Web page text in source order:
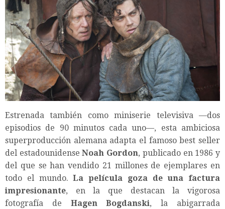
Estrenada también como miniserie televisiva —dos
episodios de 90 minutos cada uno—, esta ambiciosa
superproducción alemana adapta el famoso best seller
del estadounidenseNoah Gordon, publicado en 1986 y
del que se han vendido 21 millones de ejemplares en
todo el mundo.La película goza de una factura
impresionante, en la que destacan la vigorosa
fotografía de Hagen Bogdanski, la abigarrada